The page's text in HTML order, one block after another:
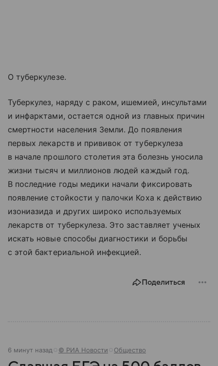
О туберкулезе.
Туберкулез, наряду с раком, ишемией, инсультами
и инфарктами, остается одной из главных причин
смертности населения Земли. До появления
первых лекарств и прививок от туберкулеза
в начале прошлого столетия эта болезнь уносила
жизни тысяч и миллионов людей каждый год.
В последние годы медики начали фиксировать
появление стойкости у палочки Коха к действию
изониазида и других широко используемых
лекарств от туберкулеза. Это заставляет ученых
искать новые способы диагностики и борьбы
с этой бактериальной инфекцией.
Поделиться
6 минут назад © РИА Новости Общество